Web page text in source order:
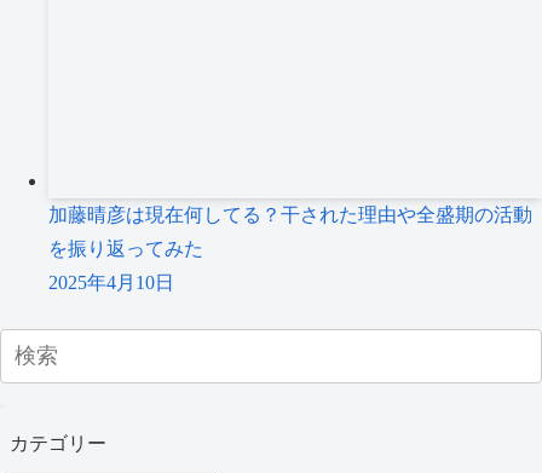
加藤晴彦は現在何してる？干された理由や全盛期の活動
を振り返ってみた
2025年4月10日
カテゴリー